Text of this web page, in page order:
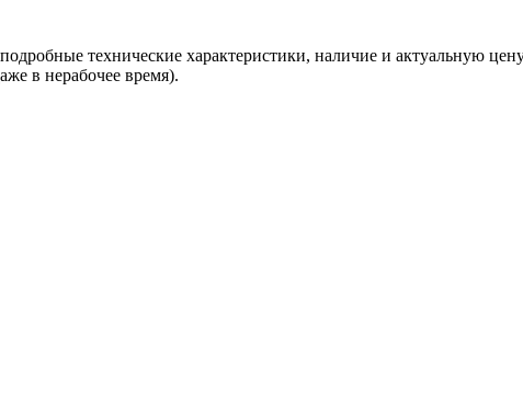
технические характеристики, наличие и актуальную
в нерабочее время).